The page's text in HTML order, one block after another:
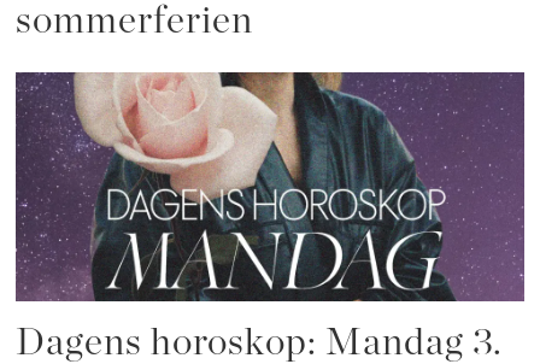
sommerferien
Dagens horoskop: Mandag 3.